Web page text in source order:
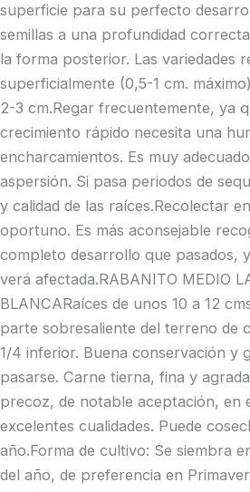
superficie para su perfecto
semillas a una profundidad
la forma posterior. Las variedades
superficialmente (0,5-1 cm.
2-3 cm.Regar frecuentemente, ya
crecimiento rápido necesita una
encharcamientos. Es muy
aspersión. Si pasa periodos de
y calidad de las raíces.Recolectar
oportuno. Es más aconsejable
completo desarrollo que pasados,
verá afectada.RABANITO MEDIO
BLANCARaíces de unos 10 a 12
parte sobresaliente del terreno de
1/4 inferior. Buena conservación y
pasarse. Carne tierna, fina y
precoz, de notable aceptación, en
excelentes cualidades. Puede
año.Forma de cultivo: Se siembra
del año, de preferencia en